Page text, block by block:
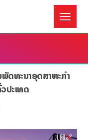
ດທະນາອຸດສາຫະກຳ
ປະເທດ